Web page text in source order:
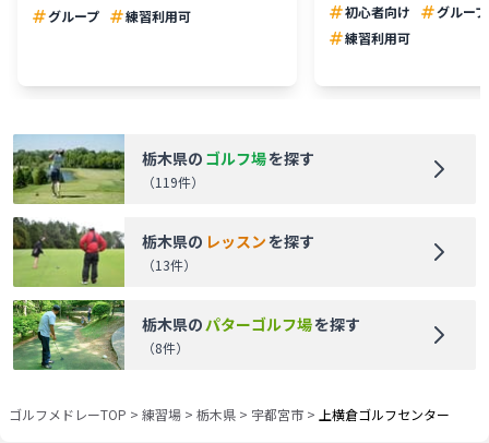
グループ
練習利用可
初心者向け
グループ
練習利用可
栃木県の ゴルフ場を探す
（119件）
栃木県の レッスンを探す
（13件）
栃木県の パターゴルフ場を探す
（8件）
ゴルフメドレーTOP > 練習場 > 栃木県 > 宇都宮市 > 上横倉ゴルフセンター